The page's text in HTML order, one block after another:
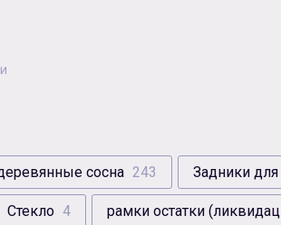
сосна 243 Задники
Стекло 4 рамки остатки